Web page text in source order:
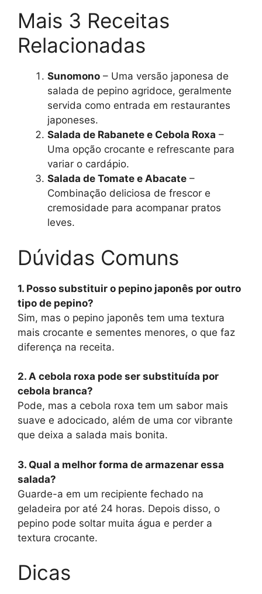
Mais 3 Receitas
Relacionadas
Sunomono – Uma versão japonesa de
salada de pepino agridoce, geralmente
servida como entrada em restaurantes
japoneses.
Salada de Rabanete e Cebola Roxa –
Uma opção crocante e refrescante para
variar o cardápio.
Salada de Tomate e Abacate –
Combinação deliciosa de frescor e
cremosidade para acompanar pratos
leves.
Dúvidas Comuns
1. Posso substituir o pepino japonês por outro
tipo de pepino?
Sim, mas o pepino japonês tem uma textura
mais crocante e sementes menores, o que faz
diferença na receita.
2. A cebola roxa pode ser substituída por
cebola branca?
Pode, mas a cebola roxa tem um sabor mais
suave e adocicado, além de uma cor vibrante
que deixa a salada mais bonita.
3. Qual a melhor forma de armazenar essa
salada?
Guarde-a em um recipiente fechado na
geladeira por até 24 horas. Depois disso, o
pepino pode soltar muita água e perder a
textura crocante.
Dicas